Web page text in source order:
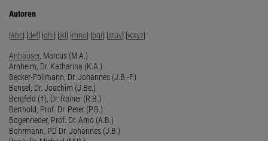
Autoren
[abc] [def] [ghi] [jkl] [mno] [pqr] [stuv] [wxyz]
Anhäuser, Marcus (M.A.)
Arnheim, Dr. Katharina (K.A.)
Becker-Follmann, Dr. Johannes (J.B.-F.)
Bensel, Dr. Joachim (J.Be.)
Bergfeld (†), Dr. Rainer (R.B.)
Berthold, Prof. Dr. Peter (P.B.)
Bogenrieder, Prof. Dr. Arno (A.B.)
Bohrmann, PD Dr. Johannes (J.B.)